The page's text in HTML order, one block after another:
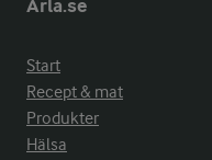
Arla.se
Start
Recept & mat
Produkter
Hälsa